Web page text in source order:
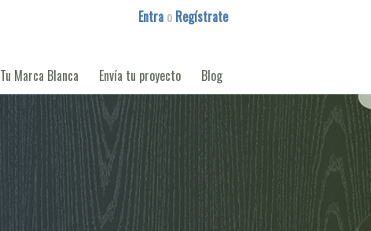
Entra o Regístrate
Tu Marca Blanca Envía tu proyecto Blog